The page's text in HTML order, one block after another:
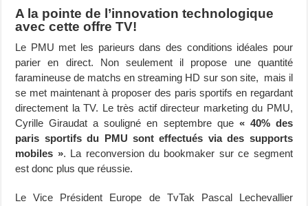
A la pointe de l’innovation technologique
avec cette offre TV!
Le PMU met les parieurs dans des conditions idéales pour
parier en direct. Non seulement il propose une quantité
faramineuse de matchs en streaming HD sur son site, mais il
se met maintenant à proposer des paris sportifs en regardant
directement la TV. Le très actif directeur marketing du PMU,
Cyrille Giraudat a souligné en septembre que « 40% des
paris sportifs du PMU sont effectués via des supports
mobiles ». La reconversion du bookmaker sur ce segment
est donc plus que réussie.
Le Vice Président Europe de TvTak Pascal Lechevallier